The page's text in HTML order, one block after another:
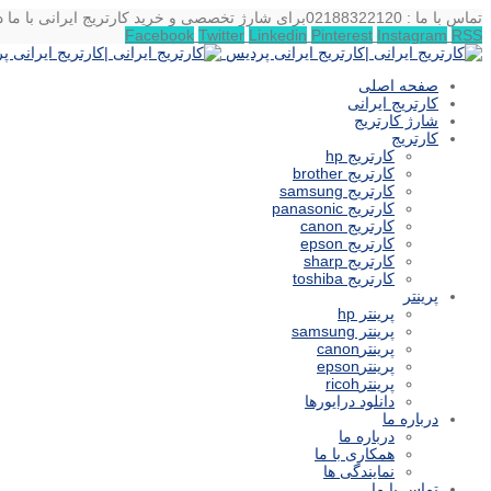
تماس با ما : 02188322120
برای شارژ تخصصی و خرید کارتریج ایرانی با ما
Facebook Twitter Linkedin Pinterest Instagram RSS
صفحه اصلی
کارتریج ایرانی
شارژ کارتریج
کارتریج
کارتریج hp
کارتریج brother
کارتریج samsung
کارتریج panasonic
کارتریج canon
کارتریج epson
کارتریج sharp
کارتریج toshiba
پرینتر
پرینتر hp
پرینتر samsung
پرینترcanon
پرینترepson
پرینترricoh
دانلود درایورها
درباره ما
درباره ما
همکاری با ما
نمایندگی ها